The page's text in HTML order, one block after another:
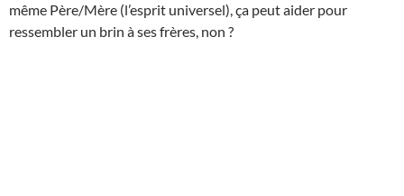
même Père/Mère (l’esprit universel), ça peut aider pour
ressembler un brin à ses frères, non ?